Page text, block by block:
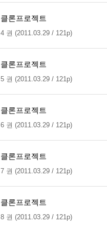
클론프로젝트
4 권 (2011.03.29 / 121p)
클론프로젝트
5 권 (2011.03.29 / 121p)
클론프로젝트
6 권 (2011.03.29 / 121p)
클론프로젝트
7 권 (2011.03.29 / 121p)
클론프로젝트
8 권 (2011.03.29 / 121p)